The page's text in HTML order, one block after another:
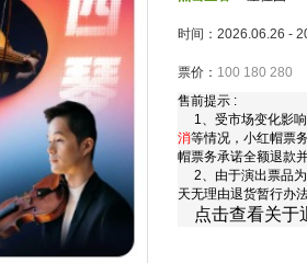
时间：2026.06.26 -
票价： 100 180 280
售前提示 :
1、受市场变化影响
消等情况，小红帽票
帽票务承诺全额退款
2、由于演出票品为
天无理由退货暂行办
点击查看关于